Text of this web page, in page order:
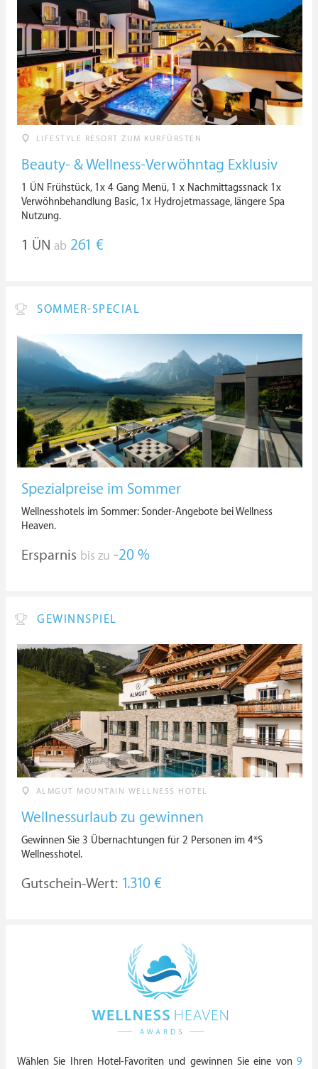
LIFESTYLE RESORT ZUM KURFÜRSTEN
Beauty- & Wellness-Verwöhntag Exklusiv
1 ÜN Frühstück, 1x 4 Gang Menü, 1 x Nachmittagssnack 1x
Verwöhnbehandlung Basic, 1x Hydrojetmassage, längere Spa
Nutzung.
1 ÜN ab 261 €
SOMMER-SPECIAL
Spezialpreise im Sommer
Wellnesshotels im Sommer: Sonder-Angebote bei Wellness
Heaven.
Ersparnis bis zu -20 %
GEWINNSPIEL
ALMGUT MOUNTAIN WELLNESS HOTEL
Wellnessurlaub zu gewinnen
Gewinnen Sie 3 Übernachtungen für 2 Personen im 4*S
Wellnesshotel.
Gutschein-Wert: 1.310 €
Wählen Sie Ihren Hotel-Favoriten und gewinnen Sie eine von 9